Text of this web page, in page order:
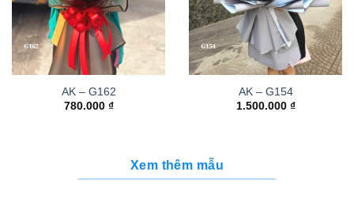
AK – G162
780.000 ₫
AK – G154
1.500.000 ₫
Xem thêm mẫu